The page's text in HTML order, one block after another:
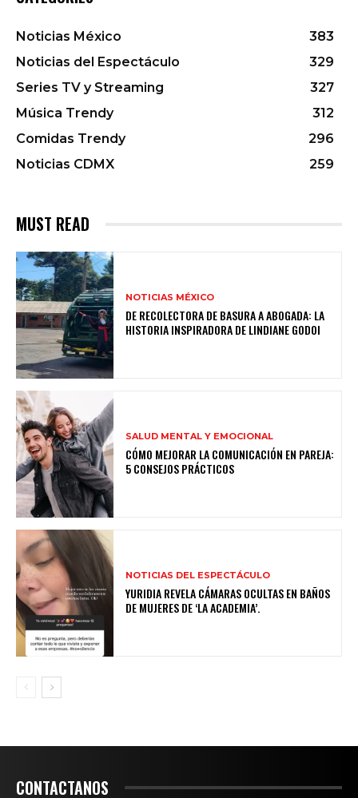
Noticias México
383
Noticias del Espectáculo
329
Series TV y Streaming
327
Música Trendy
312
Comidas Trendy
296
Noticias CDMX
259
MUST READ
NOTICIAS MÉXICO
DE RECOLECTORA DE BASURA A ABOGADA: LA
HISTORIA INSPIRADORA DE LINDIANE GODOI
SALUD MENTAL Y EMOCIONAL
CÓMO MEJORAR LA COMUNICACIÓN EN PAREJA:
5 CONSEJOS PRÁCTICOS
NOTICIAS DEL ESPECTÁCULO
YURIDIA REVELA CÁMARAS OCULTAS EN BAÑOS
DE MUJERES DE ‘LA ACADEMIA’.
CONTACTANOS